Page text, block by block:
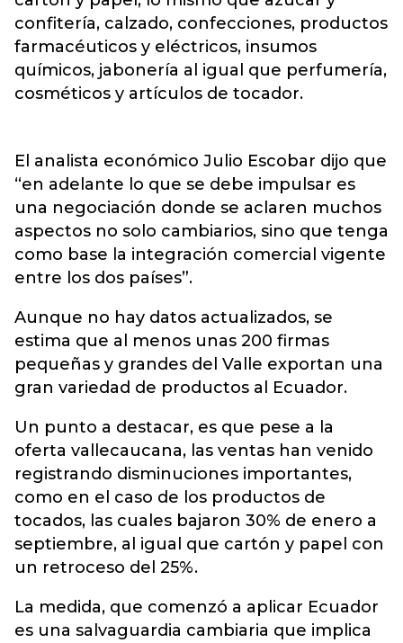
confitería, calzado, confecciones, productos
farmacéuticos y eléctricos, insumos
químicos, jabonería al igual que perfumería,
cosméticos y artículos de tocador.
El analista económico Julio Escobar dijo que
“en adelante lo que se debe impulsar es
una negociación donde se aclaren muchos
aspectos no solo cambiarios, sino que tenga
como base la integración comercial vigente
entre los dos países”.
Aunque no hay datos actualizados, se
estima que al menos unas 200 firmas
pequeñas y grandes del Valle exportan una
gran variedad de productos al Ecuador.
Un punto a destacar, es que pese a la
oferta vallecaucana, las ventas han venido
registrando disminuciones importantes,
como en el caso de los productos de
tocados, las cuales bajaron 30% de enero a
septiembre, al igual que cartón y papel con
un retroceso del 25%.
La medida, que comenzó a aplicar Ecuador
es una salvaguardia cambiaria que implica